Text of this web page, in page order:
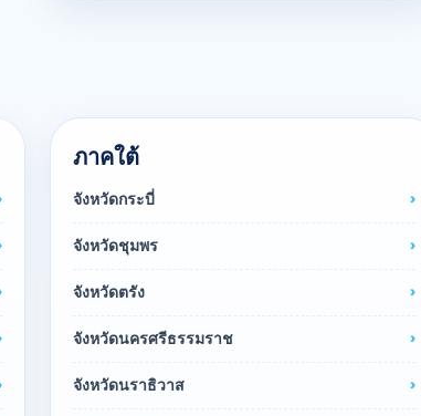
ภาคใต้
จังหวัดกระบี่
จังหวัดชุมพร
จังหวัดตรัง
จังหวัดนครศรีธรรมราช
จังหวัดนราธิวาส